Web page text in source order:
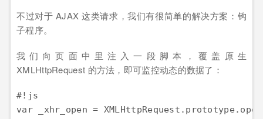
不过对于 AJAX 这类请求，我们有很简单的解决方案：钩
子程序。
我们向页面中里注入一段脚本，覆盖原生
XMLHttpRequest 的方法，即可监控动态的数据了：
#!js
var _xhr_open =